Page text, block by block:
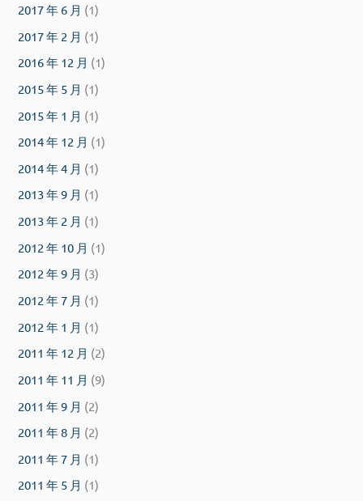
2017 年 6 月 (1)
2017 年 2 月 (1)
2016 年 12 月 (1)
2015 年 5 月 (1)
2015 年 1 月 (1)
2014 年 12 月 (1)
2014 年 4 月 (1)
2013 年 9 月 (1)
2013 年 2 月 (1)
2012 年 10 月 (1)
2012 年 9 月 (3)
2012 年 7 月 (1)
2012 年 1 月 (1)
2011 年 12 月 (2)
2011 年 11 月 (9)
2011 年 9 月 (2)
2011 年 8 月 (2)
2011 年 7 月 (1)
2011 年 5 月 (1)